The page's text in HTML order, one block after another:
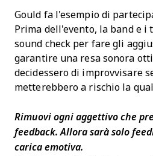
Gould fa l'esempio di
Prima dell'evento, la band e i
sound check per fare gli
garantire una resa sonora
decidessero di improvvisare
metterebbero a rischio la
Rimuovi ogni aggettivo che
feedback. Allora sarà solo
carica emotiva.